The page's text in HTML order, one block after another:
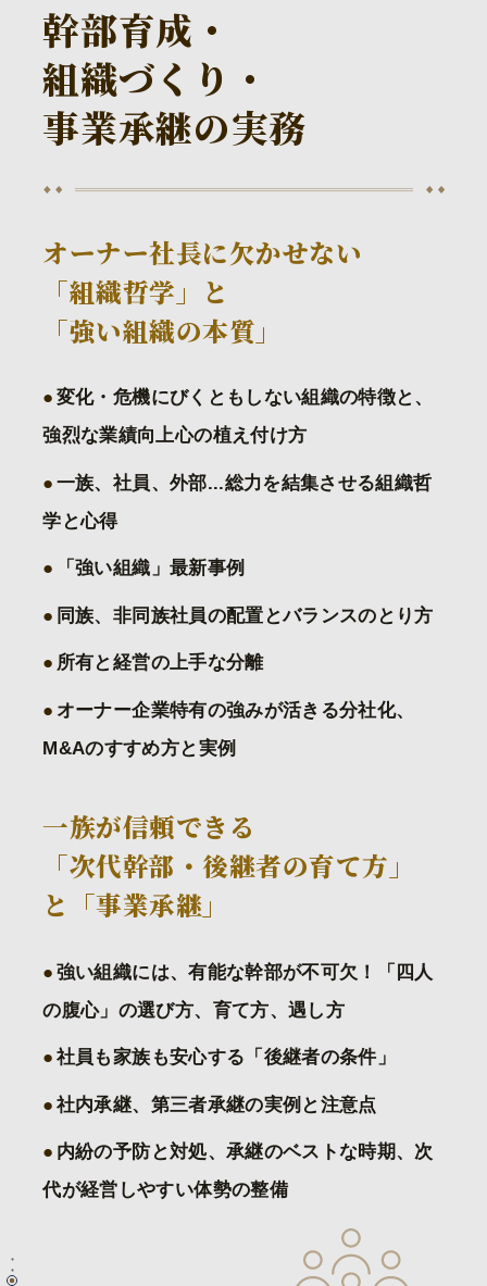
幹部育成・
組織づくり・
事業承継の実務
オーナー社長に欠かせない
「組織哲学」と
「強い組織の本質」
変化・危機にびくともしない組織の特徴と、
強烈な業績向上心の植え付け方
一族、社員、外部...総力を結集させる組織哲
学と心得
「強い組織」最新事例
同族、非同族社員の配置とバランスのとり方
所有と経営の上手な分離
オーナー企業特有の強みが活きる分社化、
M&Aのすすめ方と実例
一族が信頼できる
「次代幹部・後継者の育て方」
と「事業承継」
強い組織には、有能な幹部が不可欠！「四人
の腹心」の選び方、育て方、遇し方
社員も家族も安心する「後継者の条件」
社内承継、第三者承継の実例と注意点
内紛の予防と対処、承継のベストな時期、次
代が経営しやすい体勢の整備